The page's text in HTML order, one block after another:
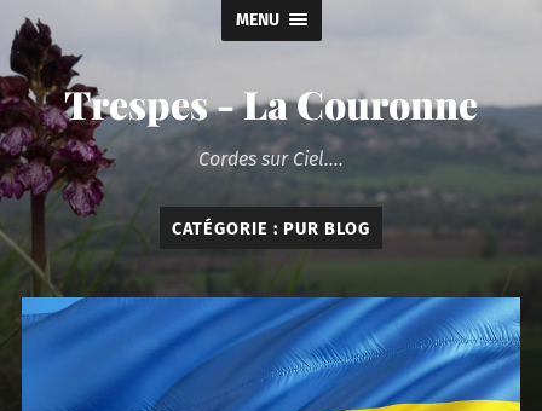
MENU
Trespes - La Couronne
Cordes sur Ciel....
CATÉGORIE : PUR BLOG